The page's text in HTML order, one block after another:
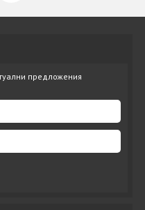
предложения